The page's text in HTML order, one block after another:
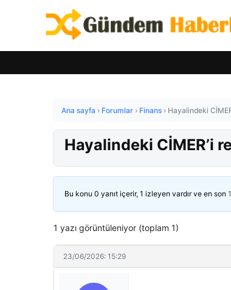
Ana sayfa › Forumlar › Finans › Hayalindeki
Hayalindeki CİMER’i
Bu konu 0 yanıt içerir, 1 izleyen vardır ve en son
1 yazı görüntüleniyor (toplam 1)
23/06/2026: 15:29